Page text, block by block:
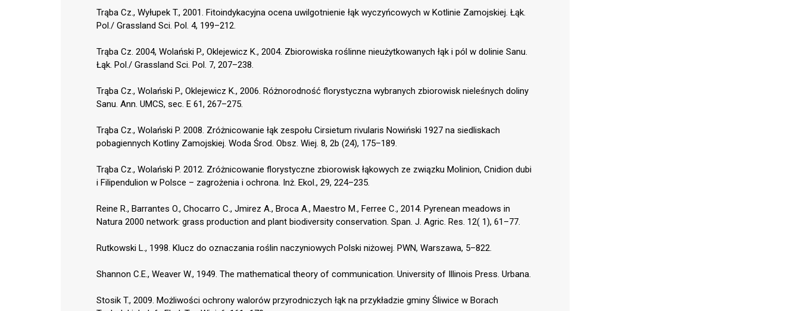
Trąba Cz., Wyłupek T., 2001. Fitoindykacyjna ocena uwilgotnienie łąk wyczyńcowych w Kotlinie Zamojskiej. Łąk.
Pol./ Grassland Sci. Pol. 4, 199–212.
Trąba Cz. 2004, Wolański P., Oklejewicz K., 2004. Zbiorowiska roślinne nieużytkowanych łąk i pól w dolinie Sanu.
Łąk. Pol./ Grassland Sci. Pol. 7, 207–238.
Trąba Cz., Wolański P., Oklejewicz K., 2006. Różnorodność florystyczna wybranych zbiorowisk nieleśnych doliny
Sanu. Ann. UMCS, sec. E 61, 267–275.
Trąba Cz., Wolański P. 2008. Zróżnicowanie łąk zespołu Cirsietum rivularis Nowiński 1927 na siedliskach
pobagiennych Kotliny Zamojskiej. Woda Środ. Obsz. Wiej. 8, 2b (24), 175–189.
Trąba Cz., Wolański P. 2012. Zróżnicowanie florystyczne zbiorowisk łąkowych ze związku Molinion, Cnidion dubi
i Filipendulion w Polsce – zagrożenia i ochrona. Inż. Ekol., 29, 224–235.
Reine R., Barrantes O., Chocarro C., Jmirez A., Broca A., Maestro M., Ferree C., 2014. Pyrenean meadows in
Natura 2000 network: grass production and plant biodiversity conservation. Span. J. Agric. Res. 12( 1), 61–77.
Rutkowski L., 1998. Klucz do oznaczania roślin naczyniowych Polski niżowej. PWN, Warszawa, 5–822.
Shannon C.E., Weaver W., 1949. The mathematical theory of communication. University of Illinois Press. Urbana.
Stosik T., 2009. Możliwości ochrony walorów przyrodniczych łąk na przykładzie gminy Śliwice w Borach